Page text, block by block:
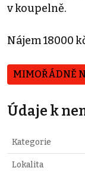
v koupelně.
Nájem 18000
MIMOŘÁDNĚ
Údaje k
Kategorie
Lokalita